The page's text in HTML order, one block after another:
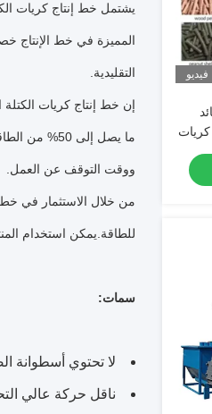
فيديو
كريات
يشتمل خط إنتاج كريات
المميزة في خط الإنتاج
التقليدية.
إن خط إنتاج كريات الكتلة
ما يصل إلى
ووقت التوقف عن العمل.
من خلال الاستثمار في خط
للطاقة.يمكن استخدام
سمات:
لا تحتوي أسطوانة
ناقل حركة عالي التحمل، يتم تعزيز